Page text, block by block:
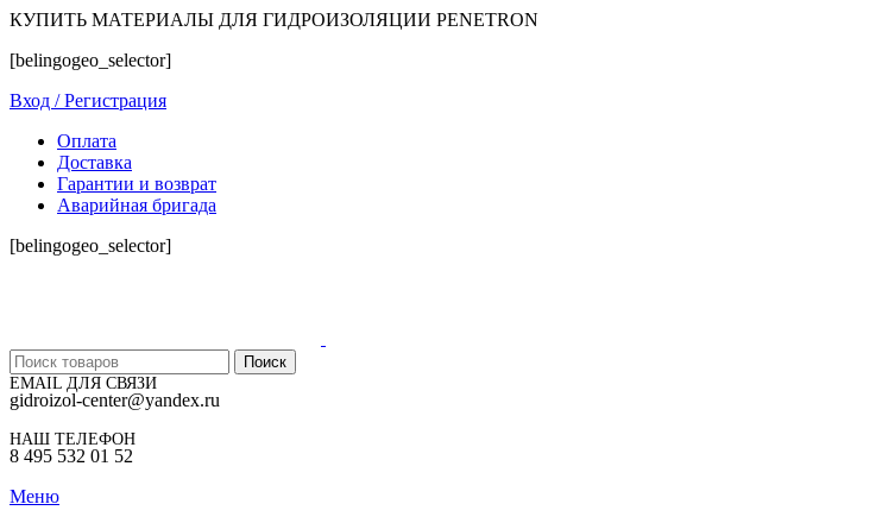
КУПИТЬ МАТЕРИАЛЫ ДЛЯ ГИДРОИЗОЛЯЦИИ PENETRON
[belingogeo_selector]
Вход / Регистрация
Оплата
Доставка
Гарантии и возврат
Аварийная бригада
[belingogeo_selector]
Поиск
EMAIL ДЛЯ СВЯЗИ
gidroizol-center@yandex.ru
НАШ ТЕЛЕФОН
8 495 532 01 52
Меню